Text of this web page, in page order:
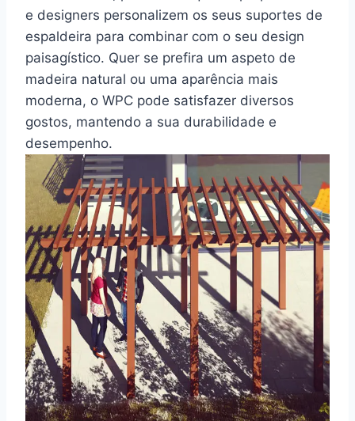
e designers personalizem os seus suportes de
espaldeira para combinar com o seu design
paisagístico. Quer se prefira um aspeto de
madeira natural ou uma aparência mais
moderna, o WPC pode satisfazer diversos
gostos, mantendo a sua durabilidade e
desempenho.